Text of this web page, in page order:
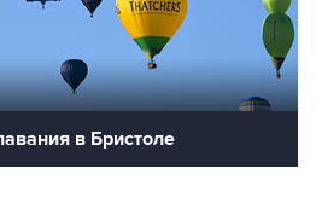
в Бристоле